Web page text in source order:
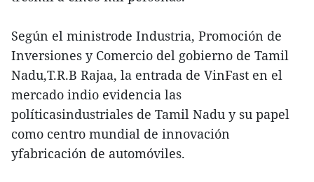
Según el ministrode Industria, Promoción de
Inversiones y Comercio del gobierno de Tamil
Nadu,T.R.B Rajaa, la entrada de VinFast en el
mercado indio evidencia las
políticasindustriales de Tamil Nadu y su papel
como centro mundial de innovación
yfabricación de automóviles.